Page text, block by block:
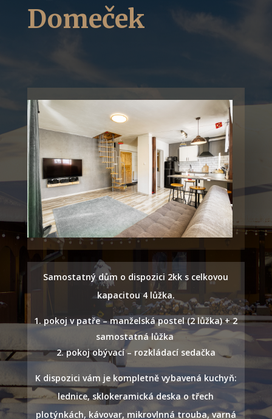
Domeček
Samostatný dům o dispozici 2kk s celkovou
kapacitou 4 lůžka.
pokoj v patře – manželská postel (2 lůžka) + 2
samostatná lůžka
pokoj obývací – rozkládací sedačka
K dispozici vám je kompletně vybavená kuchyň:
lednice, sklokeramická deska o třech
plotýnkách, kávovar, mikrovlnná trouba, varná